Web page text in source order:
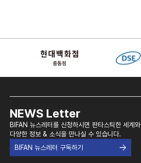
NEWS Letter
BIFAN 뉴스레터를 신청하시면 판타스틱한 세계와
다양한 정보 & 소식을 만나실 수 있습니다.
BIFAN 뉴스레터 구독하기